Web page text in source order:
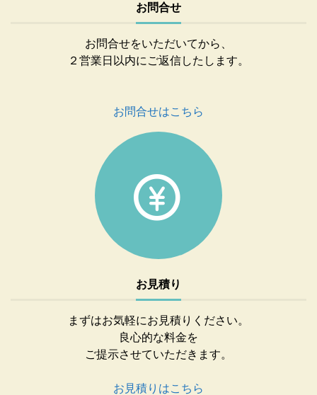
お問合せ
お問合せをいただいてから、
２営業日以内にご返信したします。
お問合せはこちら
お見積り
まずはお気軽にお見積りください。
良心的な料金を
ご提示させていただきます。
お見積りはこちら